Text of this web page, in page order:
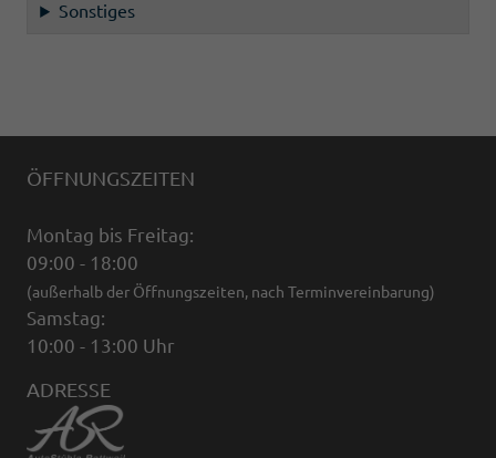
Sonstiges
ÖFFNUNGSZEITEN
Montag bis Freitag:
09:00 - 18:00
(außerhalb der Öffnungszeiten, nach Terminvereinbarung)
Samstag:
10:00 - 13:00 Uhr
ADRESSE